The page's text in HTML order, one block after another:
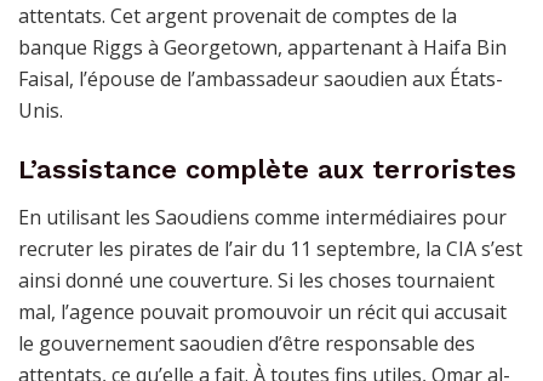
attentats. Cet argent provenait de comptes de la
banque Riggs à Georgetown, appartenant à Haifa Bin
Faisal, l’épouse de l’ambassadeur saoudien aux États-
Unis.
L’assistance complète aux terroristes
En utilisant les Saoudiens comme intermédiaires pour
recruter les pirates de l’air du 11 septembre, la CIA s’est
ainsi donné une couverture. Si les choses tournaient
mal, l’agence pouvait promouvoir un récit qui accusait
le gouvernement saoudien d’être responsable des
attentats, ce qu’elle a fait. À toutes fins utiles, Omar al-